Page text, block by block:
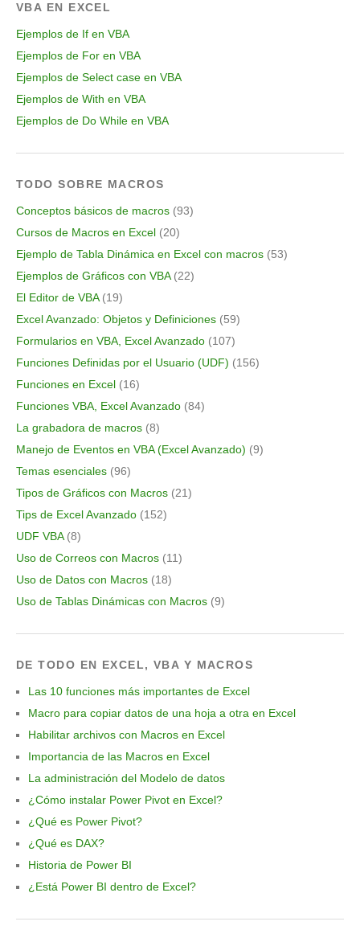
VBA EN EXCEL
Ejemplos de If en VBA
Ejemplos de For en VBA
Ejemplos de Select case en VBA
Ejemplos de With en VBA
Ejemplos de Do While en VBA
TODO SOBRE MACROS
Conceptos básicos de macros (93)
Cursos de Macros en Excel (20)
Ejemplo de Tabla Dinámica en Excel con macros (53)
Ejemplos de Gráficos con VBA(22)
El Editor de VBA(19)
Excel Avanzado: Objetos y Definiciones (59)
Formularios en VBA, Excel Avanzado (107)
Funciones Definidas por el Usuario (UDF) (156)
Funciones en Excel (16)
Funciones VBA, Excel Avanzado (84)
La grabadora de macros (8)
Manejo de Eventos en VBA (Excel Avanzado) (9)
Temas esenciales (96)
Tipos de Gráficos con Macros (21)
Tips de Excel Avanzado (152)
UDF VBA(8)
Uso de Correos con Macros (11)
Uso de Datos con Macros (18)
Uso de Tablas Dinámicas con Macros (9)
DE TODO EN EXCEL, VBA Y MACROS
Las 10 funciones más importantes de Excel
Macro para copiar datos de una hoja a otra en Excel
Habilitar archivos con Macros en Excel
Importancia de las Macros en Excel
La administración del Modelo de datos
¿Cómo instalar Power Pivot en Excel?
¿Qué es Power Pivot?
¿Qué es DAX?
Historia de Power BI
¿Está Power BI dentro de Excel?